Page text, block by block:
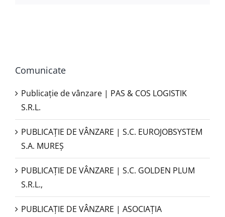
Comunicate
Publicație de vânzare | PAS & COS LOGISTIK
S.R.L.
PUBLICAŢIE DE VÂNZARE | S.C. EUROJOBSYSTEM
S.A. MUREȘ
PUBLICAȚIE DE VÂNZARE | S.C. GOLDEN PLUM
S.R.L.,
PUBLICAŢIE DE VÂNZARE | ASOCIAȚIA